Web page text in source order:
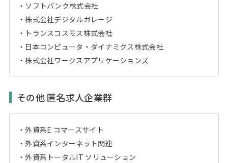
ソフトバンク株式会社
株式会社デジタルガレージ
トランスコスモス株式会社
日本コンピュータ・ダイナミクス株式会社
株式会社ワークスアプリケーションズ
その他 匿名求人企業群
外資系E コマースサイト
外資系インターネット関連
外資系トータルIT ソリューション